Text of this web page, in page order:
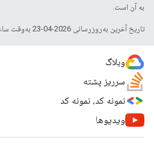
به آن است.
تاریخ آخرین به‌روزرسانی 2026-04-23 به‌وقت ساعت هماهنگ جهانی.
وبلاگ
سرریز پشته
نمونه کد، نمونه کد
ویدیوها